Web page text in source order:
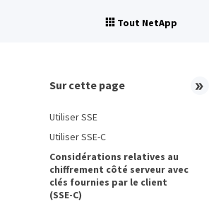
Tout NetApp
Sur cette page
Utiliser SSE
Utiliser SSE-C
Considérations relatives au
chiffrement côté serveur avec
clés fournies par le client
(SSE-C)